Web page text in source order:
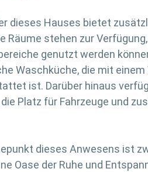
dieses Hauses bietet
Räume stehen zur
genutzt werden
Waschküche, die mit
ist. Darüber hinaus
die Platz für Fahrzeuge und
dieses Anwesens ist
Oase der Ruhe und